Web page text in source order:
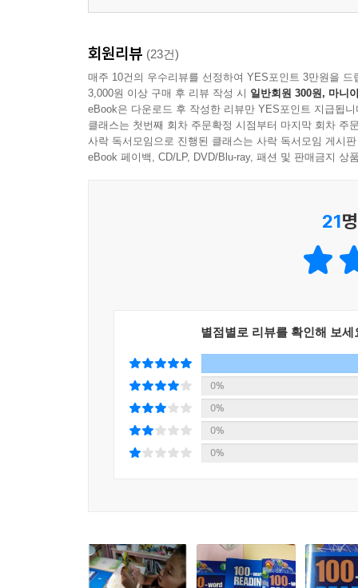
회원리뷰 (23건)
매주 10건의 우수리뷰를 선정하여 YES포인트 3만원을 드
3,000원 이상 구매 후 리뷰 작성 시 일반회원 300원, 마니
eBook은 다운로드 후 작성한 리뷰만 YES포인트 지급됩니
클래스는 첫번째 회차 주문확정 시점부터 마지막 회차 주
사락 독서모임으로 진행된 클래스는 사락 독서모임 게시
eBook 페이백, CD/LP, DVD/Blu-ray, 패션 및 판매금지 상
21
별점별로 리뷰를 확인해 보세
0%
0%
0%
0%